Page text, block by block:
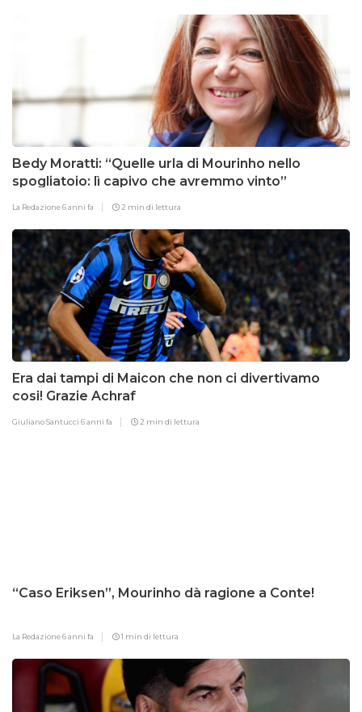
Bedy Moratti: “Quelle urla di Mourinho nello
spogliatoio: lì capivo che avremmo vinto”
La Redazione6 anni fa 2 min di lettura
Era dai tampi di Maicon che non ci divertivamo
cosi! Grazie Achraf
Giuliano Santucci 6 anni fa 2 min di lettura
“Caso Eriksen”, Mourinho dà ragione a Conte!
La Redazione6 anni fa 1 min di lettura